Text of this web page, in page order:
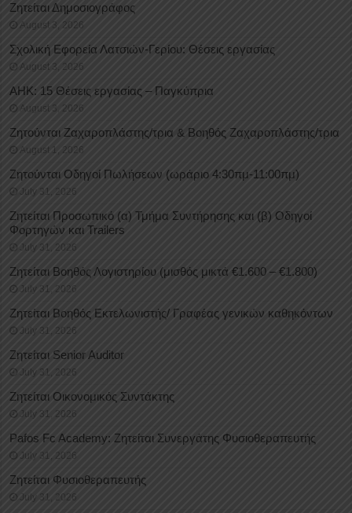
Ζητείται Δημοσιογράφος
August 3, 2026
Σχολική Εφορεία Λατσιών-Γερίου: Θέσεις εργασίας
August 3, 2026
ΑΗΚ: 15 Θέσεις εργασίας – Παγκύπρια
August 3, 2026
Ζητούνται Ζαχαροπλάστης/τρια & Βοηθός Ζαχαροπλάστης/τρια
August 1, 2026
Ζητούνται Οδηγοί Πωλήσεων (ωράριο 4:30πμ-11:00πμ)
July 31, 2026
Ζητείται Προσωπικό (α) Τμήμα Συντήρησης και (β) Οδηγοί
Φορτηγών και Trailers
July 31, 2026
Ζητείται Βοηθός Λογιστηρίου (μισθός μικτά €1.600 – €1.800)
July 31, 2026
Ζητείται Βοηθός Εκτελωνιστής/ Γραφέας γενικών καθηκόντων
July 31, 2026
Ζητείται Senior Auditor
July 31, 2026
Ζητείται Οικονομικός Συντάκτης
July 31, 2026
Pafos Fc Academy: Ζητείται Συνεργάτης Φυσιοθεραπευτής
July 31, 2026
Ζητείται Φυσιοθεραπευτής
July 31, 2026